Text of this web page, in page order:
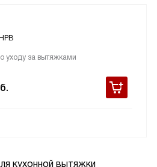
кухонной вытяжки
уходу за вытяжками